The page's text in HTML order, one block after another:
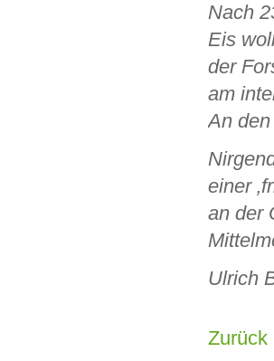
Nach
Eis
der
am
An
einer
an der
Ulrich
Zurück